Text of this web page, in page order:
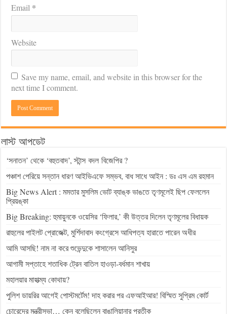
Email *
Website
Save my name, email, and website in this browser for the
next time I comment.
লাস্ট আপডেট
‘সনাতন’ থেকে ‘বহুতবাদ’, স্টান্স বদল বিজেপির ?
পঞ্চাশ পেরিয়ে সন্তান ধারণ আইভিএফে সম্ভব, বাধ সাধে আইন : ডঃ এস এম রহমান
Big News Alert : মমতার মুসলিম ভোট ব্যাঙ্ক ভাঙতে তৃণমূলেই ছিপ ফেললেন
প্রিয়ঙ্কা
Big Breaking: হুমায়ুনকে ওয়েসির ‘ফিলার,’ কী উত্তর দিলেন তৃণমূলের বিধায়ক
রাহুলের পাইলট প্রোজেক্ট, মুর্শিদাবাদ কংগ্রেসে আধিপত্য হারাতে পারেন অধীর
আমি আসছি! নাম না করে শুভেন্দুকে শাসালেন আনিসুর
আগামী সপ্তাহে শতাধিক ট্রেন বাতিল হাওড়া-বর্ধমান শাখায়
মহালয়ার মাহাত্ম্য কোথায়?
পুলিশ ডায়রির আগেই পোস্টমর্টেম! দাহ করার পর এফআইআর! বিস্মিত সুপ্রিম কোর্ট
চোরেদের মন্ত্রীসভা… কেন বলেছিলেন বাঙালিয়ানার প্রতীক